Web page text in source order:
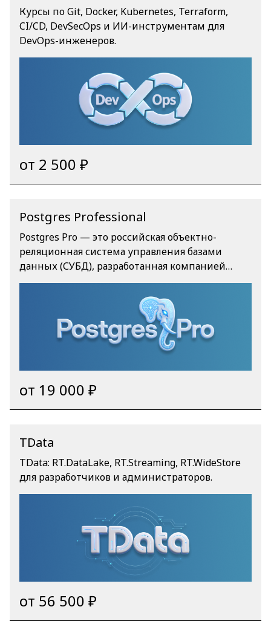
Курсы по Git, Docker, Kubernetes, Terraform,
CI/CD, DevSecOps и ИИ-инструментам для
DevOps-инженеров.
от 2 500 ₽
Postgres Professional
Postgres Pro — это российская объектно-
реляционная система управления базами
данных (СУБД), разработанная компанией
«Postgres Professional» на основе открытой
версии PostgreSQL. Она предназначена для
высоконагруженных систем, обеспечивает
безопасность и надежность, входит в Реестр
российского ПО и активно используется для
/upload/medialibrary/b56/0sk0btzo8suqca5eblnlnj
bjme835vxx/PostgresPro_Logo.png ] [
https://postgrespro.ru/ ] [
/upload/medialibrary/b09/g54hpxkb5vgyxlf20k5f9
/files/Sert_PostgresPro_2026.pdf ] АНО ДПО "УЦ
компании «Postgres Professional» и имеет
право на проведение сертифицированных
курсов [ http://postgrespro.ru/education/where ]
от 19 000 ₽
TData
TData: RT.DataLake, RT.Streaming, RT.WideStore
для разработчиков и администраторов.
от 56 500 ₽